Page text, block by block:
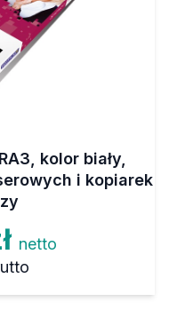
kolor biały,
i kopiarek
netto